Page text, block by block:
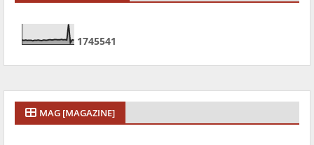
1745541
MAG [MAGAZINE]